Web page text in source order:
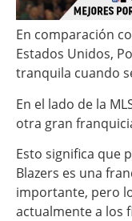
En comparación
Estados Unidos,
tranquila cuando
En el lado de la
otra gran
Esto significa que
Blazers es una
importante, pero
actualmente a los